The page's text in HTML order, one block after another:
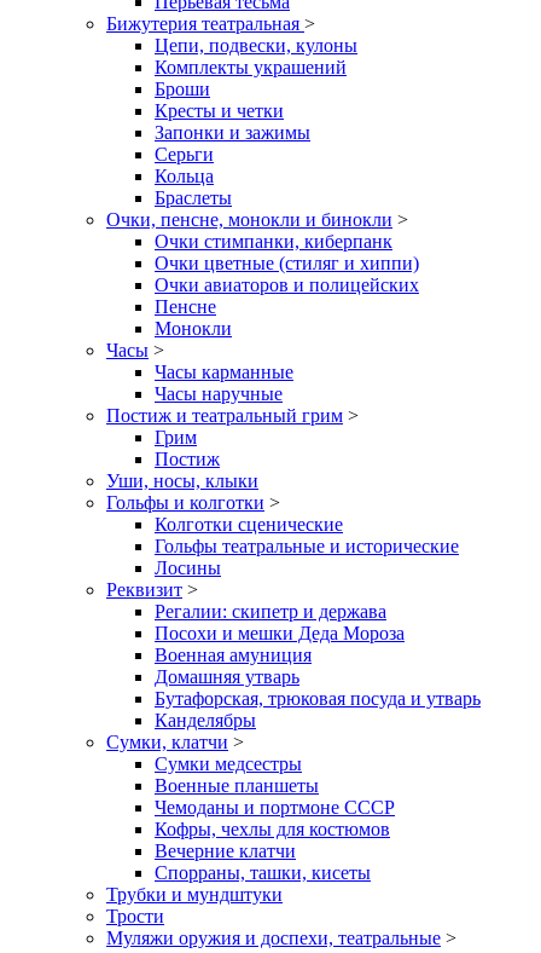
Бижутерия театральная >
Цепи, подвески, кулоны
Комплекты украшений
Броши
Кресты и четки
Запонки и зажимы
Серьги
Кольца
Браслеты
Очки, пенсне, монокли и бинокли >
Очки стимпанки, киберпанк
Очки цветные (стиляг и хиппи)
Очки авиаторов и полицейских
Пенсне
Монокли
Часы >
Часы карманные
Часы наручные
Постиж и театральный грим >
Грим
Постиж
Уши, носы, клыки
Гольфы и колготки >
Колготки сценические
Гольфы театральные и исторические
Лосины
Реквизит >
Регалии: скипетр и держава
Посохи и мешки Деда Мороза
Военная амуниция
Домашняя утварь
Бутафорская, трюковая посуда и утварь
Канделябры
Сумки, клатчи >
Сумки медсестры
Военные планшеты
Чемоданы и портмоне СССР
Кофры, чехлы для костюмов
Вечерние клатчи
Спорраны, ташки, кисеты
Трубки и мундштуки
Трости
Муляжи оружия и доспехи, театральные >